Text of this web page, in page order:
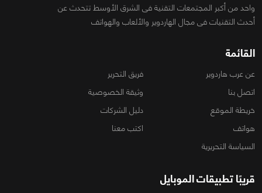
واحد من أكبر المجتمعات التقنية فى الشرق الأوسط تتحدث عن
أحدث التقنيات فى مجال الهاردوير والألعاب والهواتف
القائمة
عن عرب هاردوير
فريق التحرير
اتصل بنا
وثيقة الخصوصية
خريطة الموقع
دليل الشركات
هواتف
اكتب معنا
السياسة التحريرية
قريبًا تطبيقات الموبايل